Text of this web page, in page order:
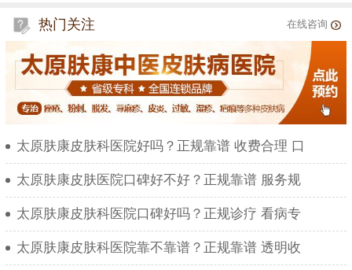
热门关注 在线咨询
太原肤康皮肤科医院好吗？正规靠谱 收费合理 口
太原肤康皮肤医院口碑好不好？正规靠谱 服务规
太原肤康皮肤科医院口碑好吗？正规诊疗 看病专
太原肤康皮肤科医院靠不靠谱？正规靠谱 透明收